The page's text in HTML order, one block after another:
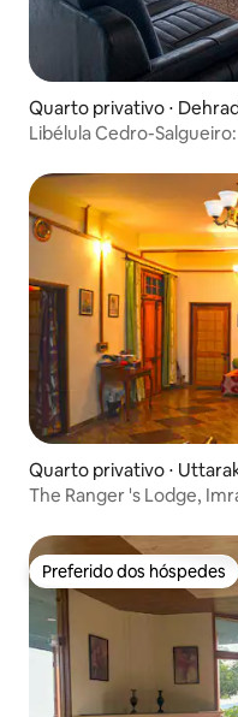
Quarto privativo ⋅
Libélula Cedro-
Quarto privativo ⋅
The Ranger 's Lodge,
Preferido dos hóspedes
Preferido dos hóspedes